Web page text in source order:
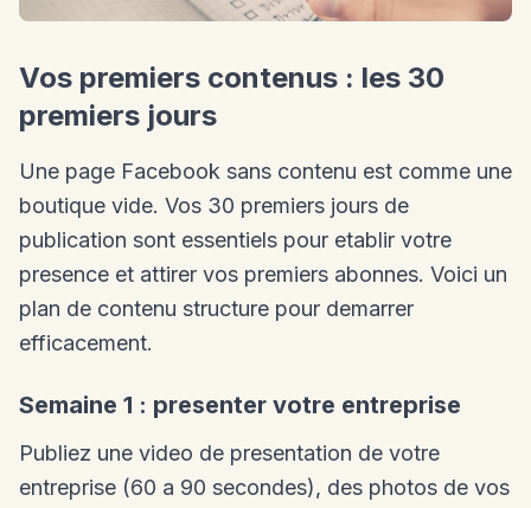
Vos premiers contenus : les 30
premiers jours
Une page Facebook sans contenu est comme une
boutique vide. Vos 30 premiers jours de
publication sont essentiels pour etablir votre
presence et attirer vos premiers abonnes. Voici un
plan de contenu structure pour demarrer
efficacement.
Semaine 1 : presenter votre entreprise
Publiez une video de presentation de votre
entreprise (60 a 90 secondes), des photos de vos